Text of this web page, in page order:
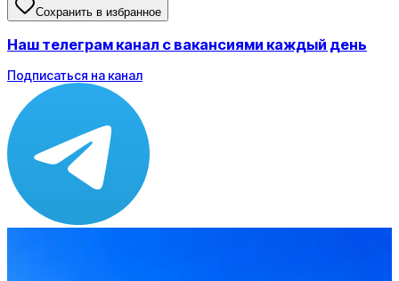
Сохранить в избранное
Наш телеграм канал с вакансиями каждый день
Подписаться на канал